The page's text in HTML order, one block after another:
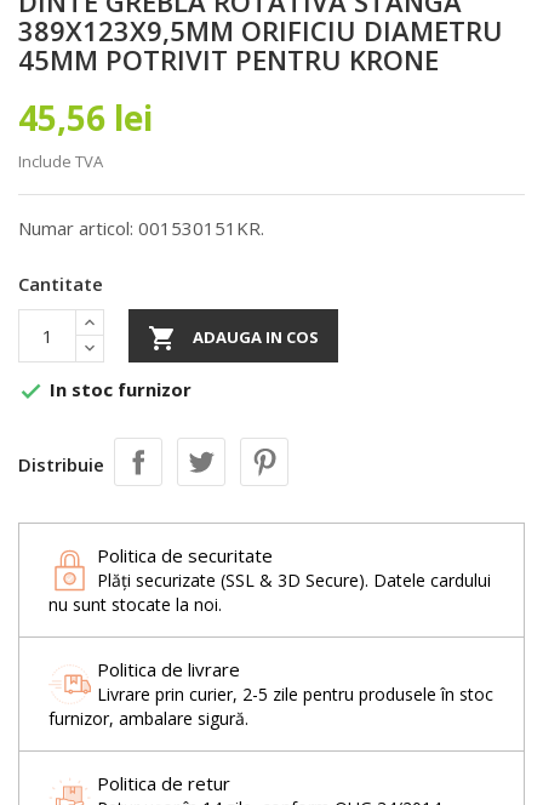
389X123X9,5MM ORIFICIU DIAMETRU
45MM POTRIVIT PENTRU KRONE
45,56 lei
Include TVA
Numar articol: 001530151KR.
Cantitate
 ADAUGA IN COS
 In stoc furnizor
Distribuie
Politica de securitate
Plăți securizate (SSL & 3D Secure). Datele cardului
nu sunt stocate la noi.
Politica de livrare
Livrare prin curier, 2-5 zile pentru produsele în stoc
furnizor, ambalare sigură.
Politica de retur